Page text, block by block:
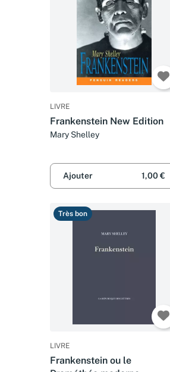
LIVRE
Frankenstein New Edition
Mary Shelley
Ajouter 1,00 €
Très bon
LIVRE
Frankenstein ou le